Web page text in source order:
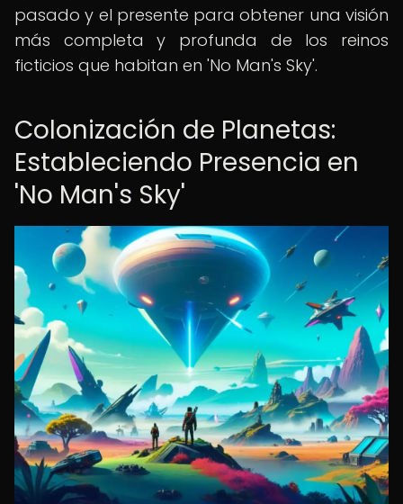
pasado y el presente para obtener una visión
más completa y profunda de los reinos
ficticios que habitan en 'No Man's Sky'.
Colonización de Planetas:
Estableciendo Presencia en
'No Man's Sky'